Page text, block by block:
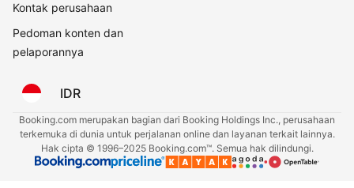
Kontak perusahaan
Pedoman konten dan
pelaporannya
IDR
Booking.com merupakan bagian dari Booking Holdings Inc., perusahaan
terkemuka di dunia untuk perjalanan online dan layanan terkait lainnya.
Hak cipta © 1996–2025 Booking.com™. Semua hak dilindungi.